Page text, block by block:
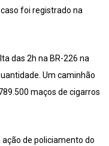
foi registrado na
das 2h na BR-226 na
Um caminhão
maços de cigarros
de policiamento do